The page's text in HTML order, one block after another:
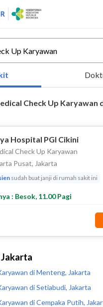
di Menteng, Jakarta
di Setiabudi, Jakarta
di Cempaka Putih,